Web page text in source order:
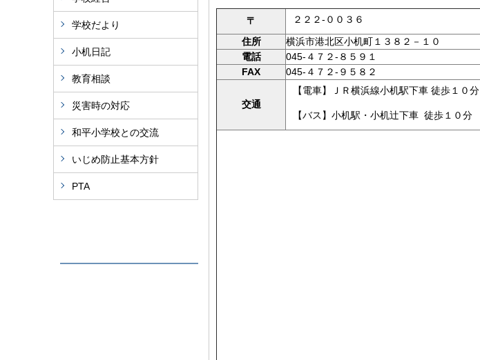
学校だより
小机日記
教育相談
災害時の対応
和平小学校との交流
いじめ防止基本方針
PTA
〒
２２２-００３６
住所
横浜市港北区小机町１３８２－１０
電話
045-４７２-８５９１
FAX
045-４７２-９５８２
交通
【電車】ＪＲ横浜線小机駅下車 徒歩１０分
【バス】小机駅・小机辻下車 徒歩１０分